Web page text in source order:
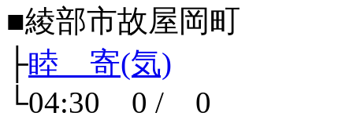
■綾部市故屋岡町
├睦 寄(気)
└04:30 0 / 0